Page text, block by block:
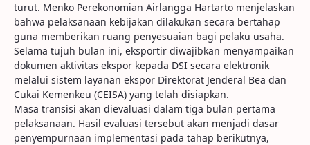
turut. Menko Perekonomian Airlangga Hartarto menjelaskan
bahwa pelaksanaan kebijakan dilakukan secara bertahap
guna memberikan ruang penyesuaian bagi pelaku usaha.
Selama tujuh bulan ini, eksportir diwajibkan menyampaikan
dokumen aktivitas ekspor kepada DSI secara elektronik
melalui sistem layanan ekspor Direktorat Jenderal Bea dan
Cukai Kemenkeu (CEISA) yang telah disiapkan.
Masa transisi akan dievaluasi dalam tiga bulan pertama
pelaksanaan. Hasil evaluasi tersebut akan menjadi dasar
penyempurnaan implementasi pada tahap berikutnya,